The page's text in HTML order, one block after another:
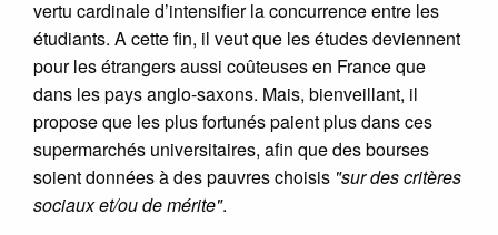
vertu cardinale d’intensifier la concurrence entre les
étudiants. A cette fin, il veut que les études deviennent
pour les étrangers aussi coûteuses en France que
dans les pays anglo-saxons. Mais, bienveillant, il
propose que les plus fortunés paient plus dans ces
supermarchés universitaires, afin que des bourses
soient données à des pauvres choisis "sur des critères
sociaux et/ou de mérite".